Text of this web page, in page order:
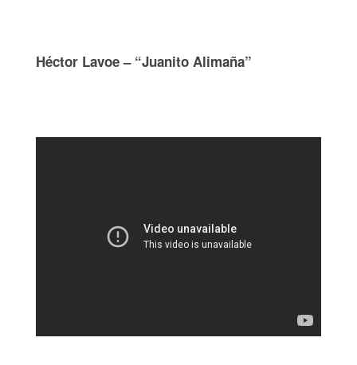
Héctor Lavoe – “Juanito Alimaña”